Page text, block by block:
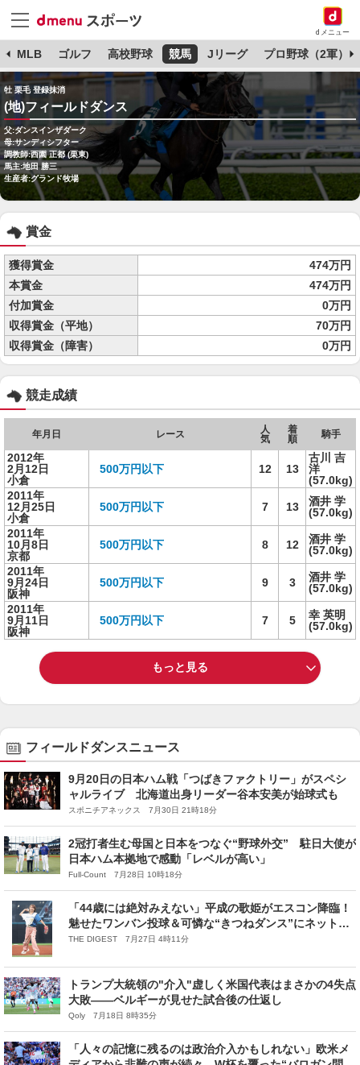
dメニュー
MLB ゴルフ 高校野球 競馬 Jリーグ プロ野球（2軍）
牡 栗毛 登録抹消
(地)フィールドダンス
父:ダンスインザダーク
母:サンディシフター
調教師:西園 正都 (栗東)
馬主:地田 勝三
生産者:グランド牧場
賞金
獲得賞金
474万円
本賞金
474万円
付加賞金
0万円
収得賞金（平地）
70万円
収得賞金（障害）
0万円
競走成績
年月日 レース
人
気
着
順
騎手
2012年
2月12日
小倉
500万円以下 12 13
古川 吉
洋
(57.0kg)
2011年
12月25日
小倉
500万円以下 7 13
酒井 学
(57.0kg)
2011年
10月8日
京都
500万円以下 8 12
酒井 学
(57.0kg)
2011年
9月24日
阪神
500万円以下 9 3
酒井 学
(57.0kg)
2011年
9月11日
阪神
500万円以下 7 5
幸 英明
(57.0kg)
もっと見る
フィールドダンスニュース
9月20日の日本ハム戦「つばきファクトリー」がスペシ
ャルライブ 北海道出身リーダー谷本安美が始球式も
スポニチアネックス 7月30日 21時18分
2冠打者生む母国と日本をつなぐ“野球外交” 駐日大使が
日本ハム本拠地で感動「レベルが高い」
Full-Count 7月28日 10時18分
「44歳には絶対みえない」平成の歌姫がエスコン降臨！
魅せたワンバン投球＆可憐な“きつねダンス”にネット歓
喜「なんや…この可愛すぎる生物は!?」
THE DIGEST 7月27日 4時11分
トランプ大統領の"介入"虚しく米国代表はまさかの4失点
大敗——ベルギーが見せた試合後の仕返し
Qoly 7月18日 8時35分
「人々の記憶に残るのは政治介入かもしれない」欧米メ